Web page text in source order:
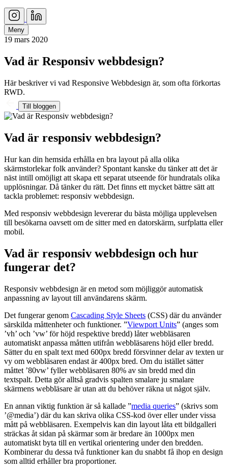
Meny
19 mars 2020
Vad är Responsiv webbdesign?
Här beskriver vi vad Responsive Webbdesign är, som ofta förkortas
RWD.
Till bloggen
Vad är responsiv webbdesign?
Hur kan din hemsida erhålla en bra layout på alla olika
skärmstorlekar folk använder? Spontant kanske du tänker att det är
näst intill omöjligt att skapa ett separat utseende för hundratals olika
upplösningar. Då tänker du rätt. Det finns ett mycket bättre sätt att
tackla problemet: responsiv webbdesign.
Med responsiv webbdesign levererar du bästa möjliga upplevelsen
till besökarna oavsett om de sitter med en datorskärm, surfplatta eller
mobil.
Vad är responsiv webbdesign och hur
fungerar det?
Responsiv webbdesign är en metod som möjliggör automatisk
anpassning av layout till användarens skärm.
Det fungerar genom Cascading Style Sheets (CSS) där du använder
särskilda måttenheter och funktioner. ”Viewport Units” (anges som
’vh’ och ’vw’ för höjd respektive bredd) låter webbläsaren
automatiskt anpassa måtten utifrån webbläsarens höjd eller bredd.
Sätter du en spalt text med 600px bredd försvinner delar av texten ur
vy om webbläsaren endast är 400px bred. Om du istället sätter
måttet ’80vw’ fyller webbläsaren 80% av sin bredd med din
textspalt. Detta gör alltså gradvis spalten smalare ju smalare
skärmens webbläsare är utan att du behöver räkna ut något själv.
En annan viktig funktion är så kallade ”media queries” (skrivs som
’@media’) där du kan skriva olika CSS-kod över eller under vissa
mått på webbläsaren. Exempelvis kan din layout låta ett bildgalleri
sträckas åt sidan på skärmar som är bredare än 1000px men
automatiskt byta till en vertikal orientering under den bredden.
Kombinerar du dessa två funktioner kan du snabbt få ihop en design
som alltid erhåller bra proportioner.